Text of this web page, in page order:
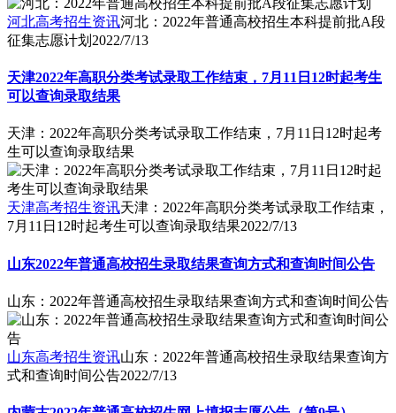
河北高考招生资讯河北：2022年普通高校招生本科提前批A段
征集志愿计划 2022/7/13
天津2022年高职分类考试录取工作结束，7月11日12时起考生
可以查询录取结果
天津：2022年高职分类考试录取工作结束，7月11日12时起考
生可以查询录取结果
天津高考招生资讯天津：2022年高职分类考试录取工作结束，
7月11日12时起考生可以查询录取结果2022/7/13
山东2022年普通高校招生录取结果查询方式和查询时间公告
山东：2022年普通高校招生录取结果查询方式和查询时间公告
山东高考招生资讯山东：2022年普通高校招生录取结果查询方
式和查询时间公告2022/7/13